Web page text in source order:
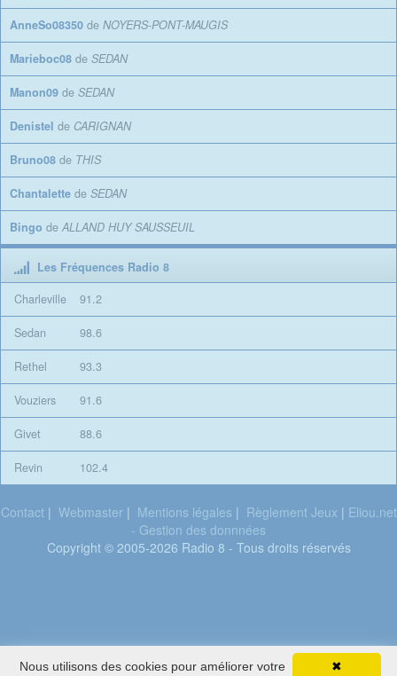
Julien Lieb
AnneSo08350 de NOYERS-PONT-MAUGIS
Marieboc08 de SEDAN
Manon09 de SEDAN
Denistel de CARIGNAN
Bruno08 de THIS
Chantalette de SEDAN
Bingo de ALLAND HUY SAUSSEUIL
Les Fréquences Radio 8
Charleville
91.2
Sedan 98.6
Rethel 93.3
Vouziers 91.6
Givet 88.6
Revin 102.4
Contact| Webmaster| Mentions légales | Règlement Jeux | Eliou.net
- Gestion des donnnées
Copyright © 2005-2026 Radio 8 - Tous droits réservés
✖
Nous utilisons des cookies pour améliorer votre